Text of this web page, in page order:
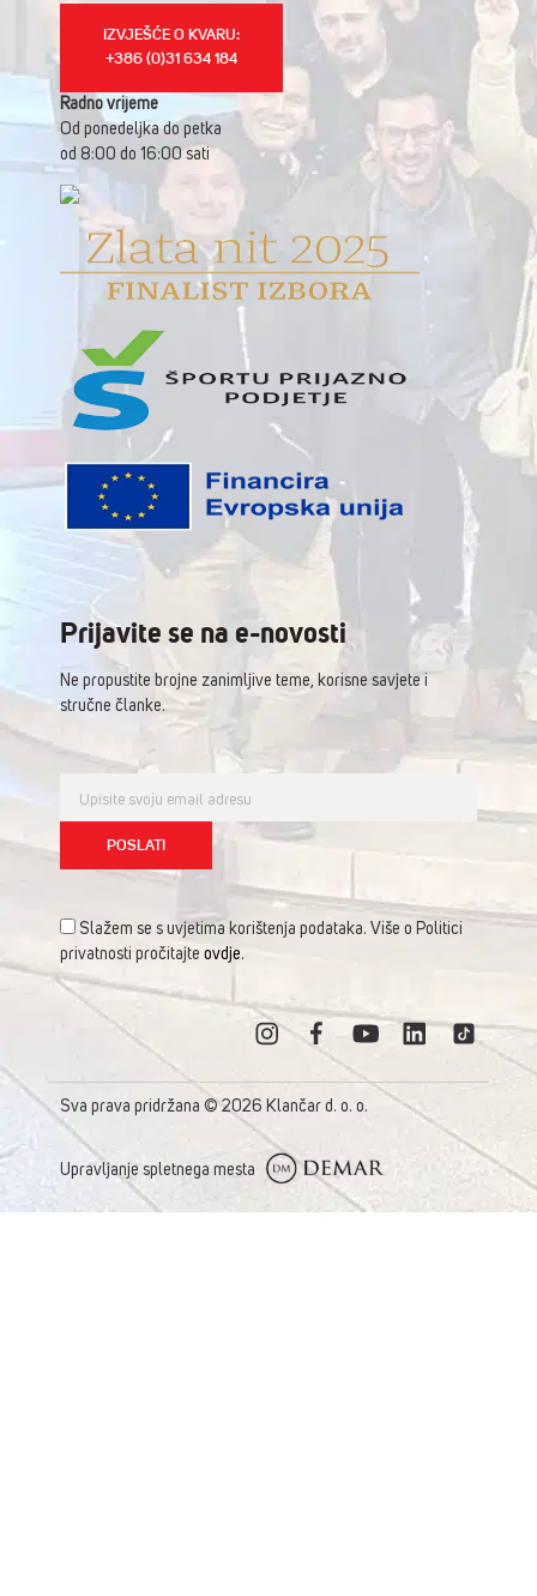
IZVJEŠĆE O KVARU:
+386 (0)31 634 184
Radno vrijeme
Od ponedeljka do petka
od 8:00 do 16:00 sati
Prijavite se na e-novosti
Ne propustite brojne zanimljive teme, korisne savjete i
stručne članke.
Slažem se s uvjetima korištenja podataka. Više o Politici
privatnosti pročitajte ovdje.
Sva prava pridržana © 2026 Klančar d. o. o.
Upravljanje spletnega mesta